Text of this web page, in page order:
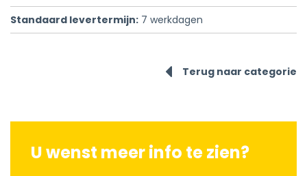
Standaard levertermijn: 7 werkdagen
Terug naar categorie
U wenst meer info te zien?